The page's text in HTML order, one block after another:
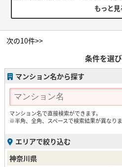
もっと見
次の10件>>
条件を選
マンション名から探す
マンション名で直接検索ができます。
※半角、全角、スペースで検索結果が異なりま
エリアで絞り込む
神奈川県